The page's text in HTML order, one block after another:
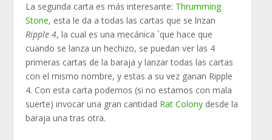
La segunda carta es más interesante: Thrumming
Stone, esta le da a todas las cartas que se lnzan
Ripple 4, la cual es una mecánica ´que hace que
cuando se lanza un hechizo, se puedan ver las 4
primeras cartas de la baraja y lanzar todas las cartas
con el mismo nombre, y estas a su vez ganan Ripple
4. Con esta carta podemos (si no estamos con mala
suerte) invocar una gran cantidad Rat Colony desde la
baraja una tras otra.